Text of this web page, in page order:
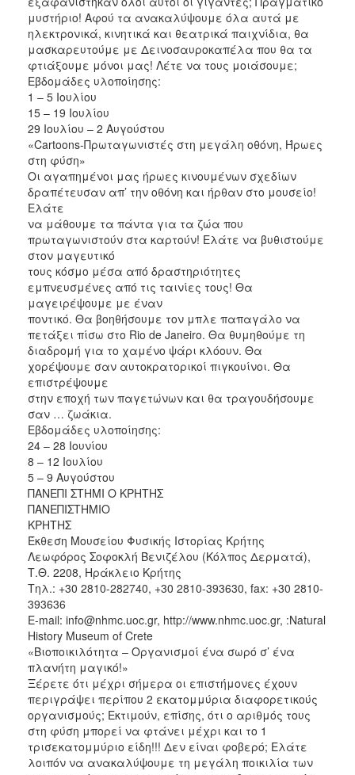
μυστήριο! Αφού τα ανακαλύψουμε όλα αυτά με
ηλεκτρονικά, κινητικά και θεατρικά παιχνίδια, θα
μασκαρευτούμε με Δεινοσαυροκαπέλα που θα τα
φτιάξουμε μόνοι μας! Λέτε να τους μοιάσουμε;
Εβδομάδες υλοποίησης:
1 – 5 Ιουλίου
15 – 19 Ιουλίου
29 Ιουλίου – 2 Αυγούστου
«Cartoons-Πρωταγωνιστές στη μεγάλη οθόνη, Ήρωες
στη φύση»
Οι αγαπημένοι μας ήρωες κινουμένων σχεδίων
δραπέτευσαν απ’ την οθόνη και ήρθαν στο μουσείο!
Ελάτε
να μάθουμε τα πάντα για τα ζώα που
πρωταγωνιστούν στα καρτούν! Ελάτε να βυθιστούμε
στον μαγευτικό
τους κόσμο μέσα από δραστηριότητες
εμπνευσμένες από τις ταινίες τους! Θα
μαγειρέψουμε με έναν
ποντικό. Θα βοηθήσουμε τον μπλε παπαγάλο να
πετάξει πίσω στο Rio de Janeiro. Θα θυμηθούμε τη
διαδρομή για το χαμένο ψάρι κλόουν. Θα
χορέψουμε σαν αυτοκρατορικοί πιγκουίνοι. Θα
επιστρέψουμε
στην εποχή των παγετώνων και θα τραγουδήσουμε
σαν … ζωάκια.
Εβδομάδες υλοποίησης:
24 – 28 Ιουνίου
8 – 12 Ιουλίου
5 – 9 Αυγούστου
ΠΑΝΕΠΙ ΣΤΗΜΙ Ο ΚΡΗΤΗΣ
ΠΑΝΕΠΙΣΤΗΜΙΟ
ΚΡΗΤΗΣ
Έκθεση Μουσείου Φυσικής Ιστορίας Κρήτης
Λεωφόρος Σοφοκλή Βενιζέλου (Κόλπος Δερματά),
Τ.Θ. 2208, Ηράκλειο Κρήτης
Τηλ.: +30 2810-282740, +30 2810-393630, fax: +30 2810-
393636
Ε-mail: info@nhmc.uoc.gr, http://www.nhmc.uoc.gr, :Natural
History Museum of Crete
«Βιοποικιλότητα – Οργανισμοί ένα σωρό σ’ ένα
πλανήτη μαγικό!»
Ξέρετε ότι μέχρι σήμερα οι επιστήμονες έχουν
περιγράψει περίπου 2 εκατομμύρια διαφορετικούς
οργανισμούς; Εκτιμούν, επίσης, ότι ο αριθμός τους
στη φύση μπορεί να φτάνει μέχρι και το 1
τρισεκατομμύριο είδη!!! Δεν είναι φοβερό; Ελάτε
λοιπόν να ανακαλύψουμε τη μεγάλη ποικιλία των